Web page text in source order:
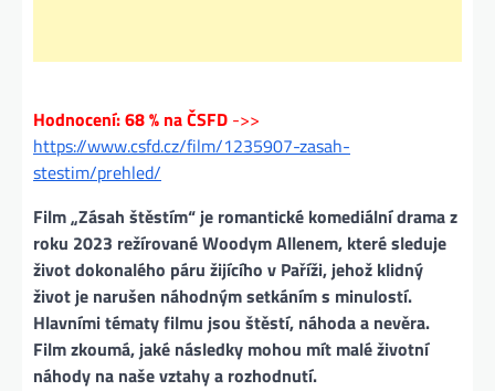
Hodnocení: 68 % na ČSFD ->>
https://www.csfd.cz/film/1235907-zasah-
stestim/prehled/
Film „Zásah štěstím“ je romantické komediální drama z
roku 2023 režírované Woodym Allenem, které sleduje
život dokonalého páru žijícího v Paříži, jehož klidný
život je narušen náhodným setkáním s minulostí.
Hlavními tématy filmu jsou štěstí, náhoda a nevěra.
Film zkoumá, jaké následky mohou mít malé životní
náhody na naše vztahy a rozhodnutí.